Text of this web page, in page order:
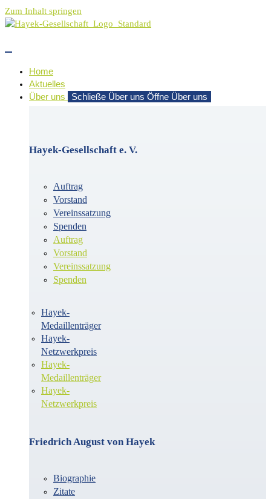
Zum Inhalt springen
Home
Aktuelles
Über uns
Schließe Über uns Öffne Über uns
Hayek-Gesellschaft e. V.
Auftrag
Vorstand
Vereinssatzung
Spenden
Auftrag
Vorstand
Vereinssatzung
Spenden
Hayek-
Medaillenträger
Hayek-
Netzwerkpreis
Hayek-
Medaillenträger
Hayek-
Netzwerkpreis
Friedrich August von Hayek
Biographie
Zitate